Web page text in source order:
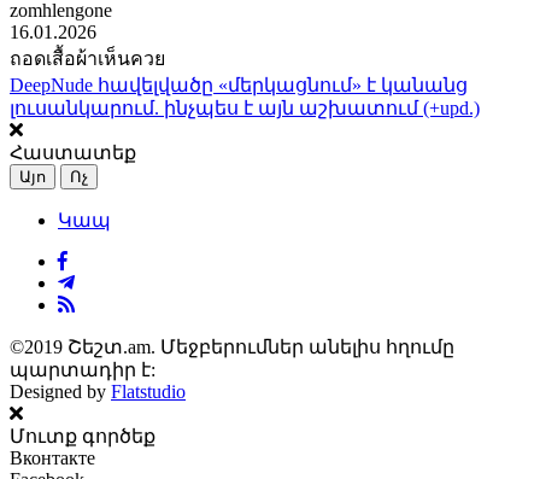
zomhlengone
16.01.2026
ถอดเสื้อผ้าเห็นควย
DeepNude հավելվածը «մերկացնում» է կանանց
լուսանկարում. ինչպես է այն աշխատում (+upd.)
Հաստատեք
Այո Ոչ
Կապ
©2019 Շեշտ.am. Մեջբերումներ անելիս հղումը
պարտադիր է:
Designed by Flatstudio
Մուտք գործեք
Вконтакте